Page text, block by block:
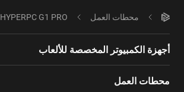
محطات العمل HYPERPC G1 PRO
أجهزة الكمبيوتر المخصصة للألعاب
محطات العمل